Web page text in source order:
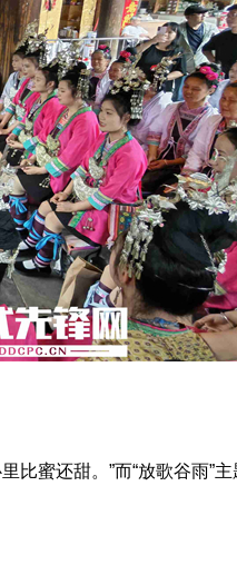
蜜还甜。”而“放歌谷雨”